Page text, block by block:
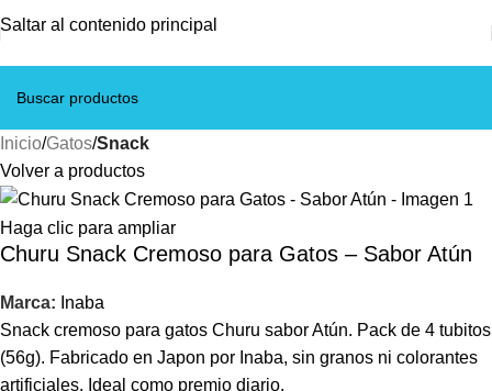
Saltar al contenido principal
Inicio Gatos Snack
Volver a productos
Haga clic para ampliar
Churu Snack Cremoso para Gatos – Sabor Atún
Marca: Inaba
Snack cremoso para gatos Churu sabor Atún. Pack de 4 tubitos
(56g). Fabricado en Japon por Inaba, sin granos ni colorantes
artificiales. Ideal como premio diario.